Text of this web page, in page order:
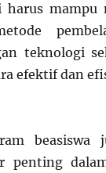
mampu
teknologi
efektif dan
beasiswa
penting